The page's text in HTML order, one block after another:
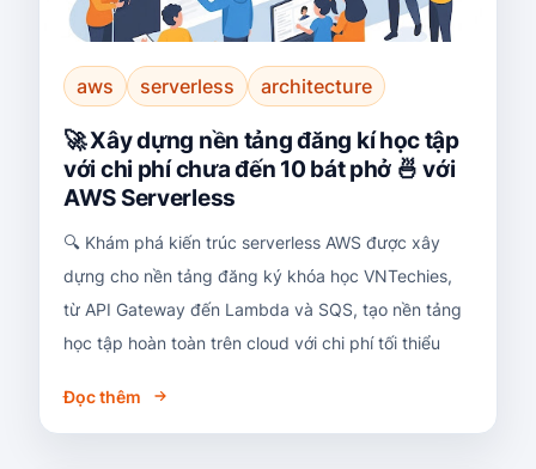
aws serverless architecture
🚀 Xây dựng nền tảng đăng kí học tập
với chi phí chưa đến 10 bát phở 🍜 với
AWS Serverless
🔍 Khám phá kiến trúc serverless AWS được xây
dựng cho nền tảng đăng ký khóa học VNTechies,
từ API Gateway đến Lambda và SQS, tạo nền tảng
học tập hoàn toàn trên cloud với chi phí tối thiểu
Đọc thêm